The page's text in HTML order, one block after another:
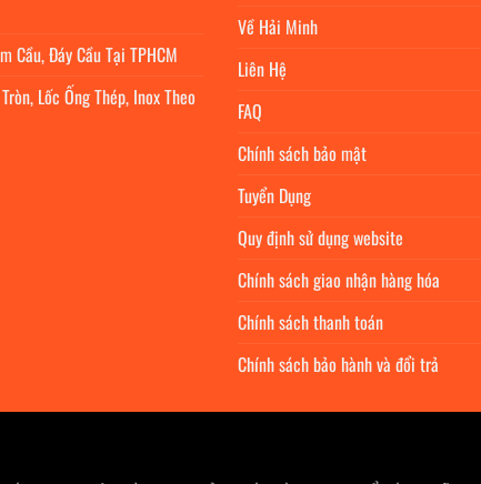
Cầu, Đáy Cầu Tại TPHCM
Lốc Ống Thép, Inox Theo
Về Hải Minh
Liên Hệ
FAQ
Chính sách bảo mật
Tuyển Dụng
Quy định sử dụng website
Chính sách giao nhận hàng hóa
Chính sách thanh toán
Chính sách bảo hành và đổi trả